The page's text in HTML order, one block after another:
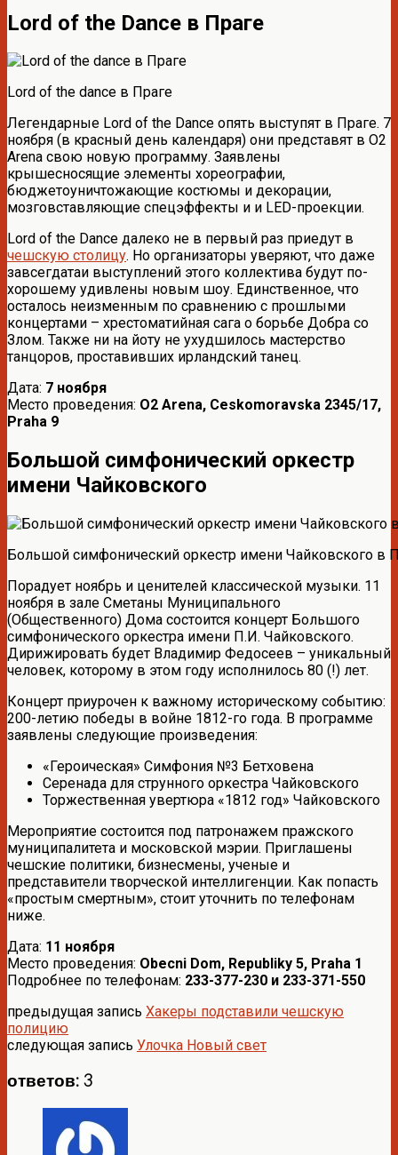
Lord of the Dance в Праге
Lord of the dance в Праге
Легендарные Lord of the Dance опять выступят в Праге. 7
ноября (в красный день календаря) они представят в O2
Arena свою новую программу. Заявлены
крышесносящие элементы хореографии,
бюджетоуничтожающие костюмы и декорации,
мозговставляющие спецэффекты и и LED-проекции.
Lord of the Dance далеко не в первый раз приедут в
чешскую столицу. Но организаторы уверяют, что даже
завсегдатаи выступлений этого коллектива будут по-
хорошему удивлены новым шоу. Единственное, что
осталось неизменным по сравнению с прошлыми
концертами – хрестоматийная сага о борьбе Добра со
Злом. Также ни на йоту не ухудшилось мастерство
танцоров, проставивших ирландский танец.
Дата: 7 ноября
Место проведения: O2 Arena, Ceskomoravska 2345/17,
Praha 9
Большой симфонический оркестр
имени Чайковского
Большой симфонический оркестр имени Чайковского в
Порадует ноябрь и ценителей классической музыки. 11
ноября в зале Сметаны Муниципального
(Общественного) Дома состоится концерт Большого
симфонического оркестра имени П.И. Чайковского.
Дирижировать будет Владимир Федосеев – уникальный
человек, которому в этом году исполнилось 80 (!) лет.
Концерт приурочен к важному историческому событию:
200-летию победы в войне 1812-го года. В программе
заявлены следующие произведения:
«Героическая» Симфония №3 Бетховена
Серенада для струнного оркестра Чайковского
Торжественная увертюра «1812 год» Чайковского
Мероприятие состоится под патронажем пражского
муниципалитета и московской мэрии. Приглашены
чешские политики, бизнесмены, ученые и
представители творческой интеллигенции. Как попасть
«простым смертным», стоит уточнить по телефонам
ниже.
Дата: 11 ноября
Место проведения: Obecni Dom, Republiky 5, Praha 1
Подробнее по телефонам: 233-377-230 и 233-371-550
предыдущая запись Хакеры подставили чешскую
полицию
следующая запись Улочка Новый свет
ответов: 3